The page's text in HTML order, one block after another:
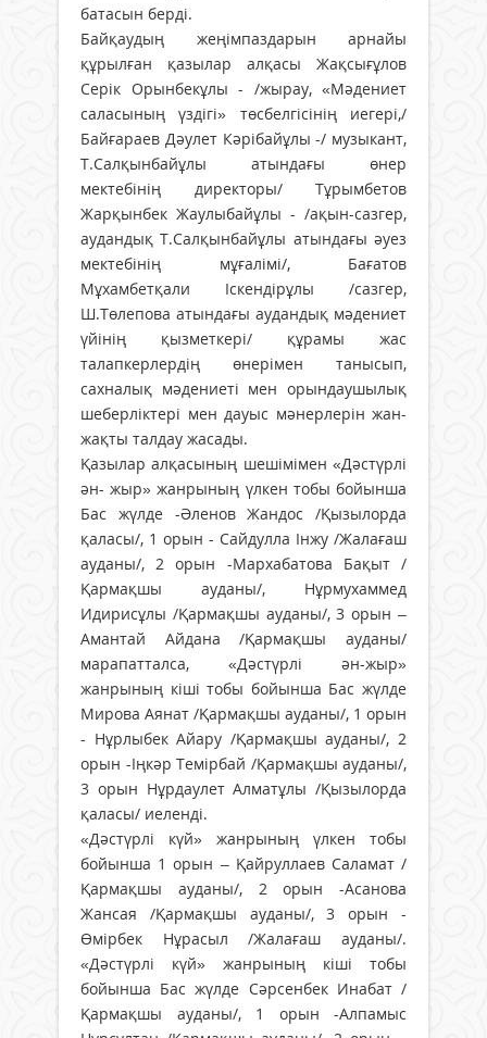
батасын берді.
Байқаудың жеңімпаздарын арнайы
құрылған қазылар алқасы Жақсығұлов
Серік Орынбекұлы - /жырау, «Мәдениет
саласының үздігі» төсбелгісінің иегері,/
Байғараев Дәулет Кәрібайұлы -/ музыкант,
Т.Салқынбайұлы атындағы өнер
мектебінің директоры/ Тұрымбетов
Жарқынбек Жаулыбайұлы - /ақын-сазгер,
аудандық Т.Салқынбайұлы атындағы әуез
мектебінің мұғалімі/, Бағатов
Мұхамбетқали Іскендірұлы /сазгер,
Ш.Төлепова атындағы аудандық мәдениет
үйінің қызметкері/ құрамы жас
талапкерлердің өнерімен танысып,
сахналық мәдениеті мен орындаушылық
шеберліктері мен дауыс мәнерлерін жан-
жақты талдау жасады.
Қазылар алқасының шешімімен «Дәстүрлі
ән- жыр» жанрының үлкен тобы бойынша
Бас жүлде -Әленов Жандос /Қызылорда
қаласы/, 1 орын - Сайдулла Інжу /Жалағаш
ауданы/, 2 орын -Мархабатова Бақыт /
Қармақшы ауданы/, Нұрмухаммед
Идирисұлы /Қармақшы ауданы/, 3 орын –
Амантай Айдана /Қармақшы ауданы/
марапатталса, «Дәстүрлі ән-жыр»
жанрының кіші тобы бойынша Бас жүлде
Мирова Аянат /Қармақшы ауданы/, 1 орын
- Нұрлыбек Айару /Қармақшы ауданы/, 2
орын -Іңкәр Темірбай /Қармақшы ауданы/,
3 орын Нұрдаулет Алматұлы /Қызылорда
қаласы/ иеленді.
«Дәстүрлі күй» жанрының үлкен тобы
бойынша 1 орын – Қайруллаев Саламат /
Қармақшы ауданы/, 2 орын -Асанова
Жансая /Қармақшы ауданы/, 3 орын -
Өмірбек Нұрасыл /Жалағаш ауданы/.
«Дәстүрлі күй» жанрының кіші тобы
бойынша Бас жүлде Сәрсенбек Инабат /
Қармақшы ауданы/, 1 орын -Алпамыс